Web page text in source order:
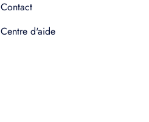
Contact
Centre d'aide